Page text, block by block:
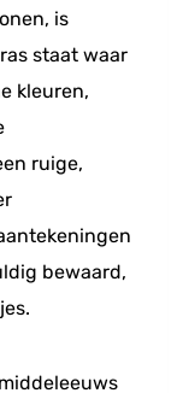
is
staat waar
kleuren,
ruige,
bewaard,